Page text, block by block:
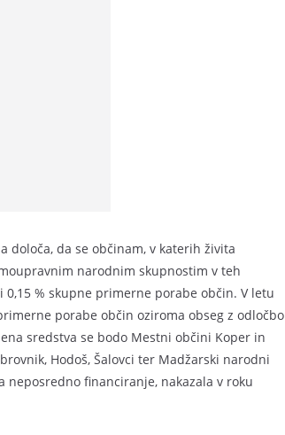
določa, da se občinam, v katerih živita
narodnim skupnostim v teh
% skupne primerne porabe občin. V letu
porabe občin oziroma obseg z odločbo
sredstva se bodo Mestni občini Koper in
Hodoš, Šalovci ter Madžarski narodni
neposredno financiranje, nakazala v roku